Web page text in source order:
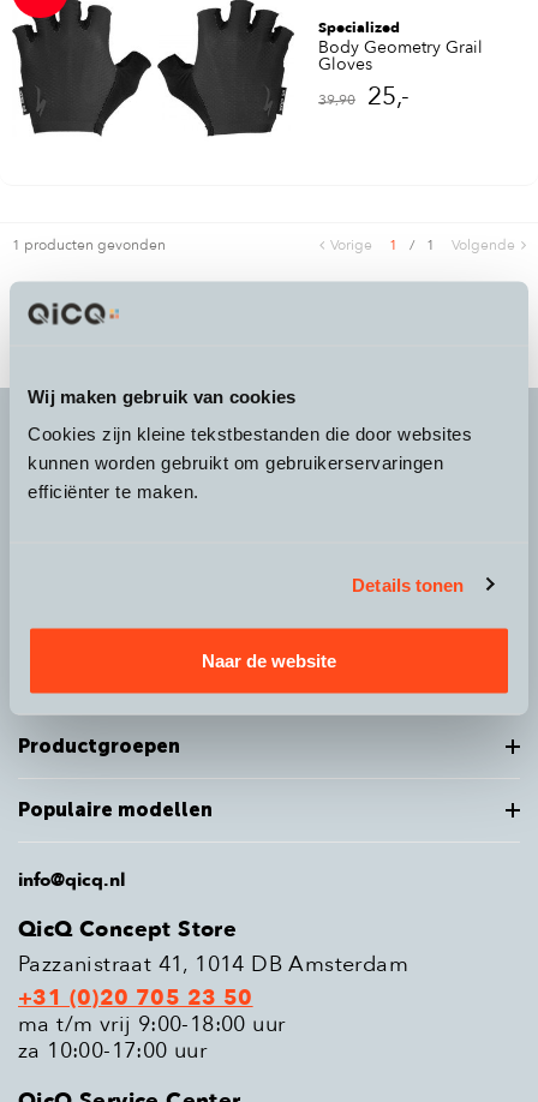
Wij maken gebruik van cookies
Cookies zijn kleine tekstbestanden die door websites
kunnen worden gebruikt om gebruikerservaringen
efficiënter te maken.
Details tonen
Naar de website
Specialized
Body Geometry Grail
Gloves
39,90 25,-
1 producten gevonden Vorige 1 / 1 Volgende
It's more than achoice
Productgroepen
Populaire modellen
info@qicq.nl
QicQ Concept Store
Pazzanistraat 41, 1014 DB Amsterdam
+31 (0)20 705 23 50
ma t/m vrij 9:00-18:00 uur
za 10:00-17:00 uur